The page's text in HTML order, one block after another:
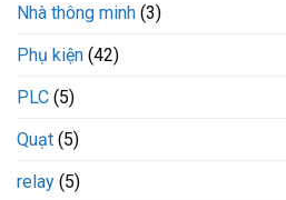
Nhà thông minh (3)
Phụ kiện (42)
PLC (5)
Quạt (5)
relay (5)